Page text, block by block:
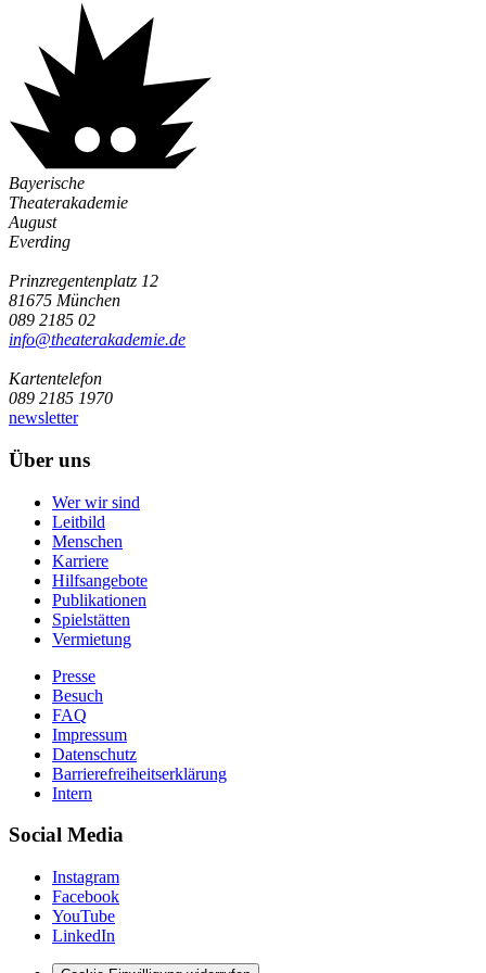
Bayerische
Theaterakademie
August
Everding
Prinzregentenplatz 12
81675 München
089 2185 02
info@­theaterakademie.de
Kartentelefon
089 2185 1970
newsletter
Über uns
Wer wir sind
Leitbild
Menschen
Karriere
Hilfsangebote
Publikationen
Spielstätten
Vermietung
Presse
Besuch
FAQ
Impressum
Datenschutz
Barrierefreiheitserklärung
Intern
Social Media
Instagram
Facebook
YouTube
LinkedIn